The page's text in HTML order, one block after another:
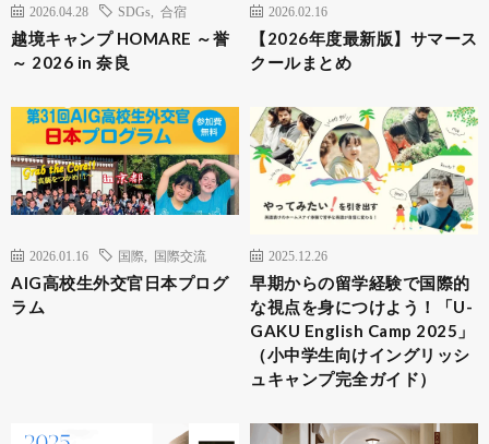
2026.04.28 SDGs 合宿
越境キャンプ HOMARE ～誉
～ 2026 in 奈良
2026.02.16
【2026年度最新版】サマース
クールまとめ
2026.01.16 国際 国際交流
AIG高校生外交官日本プログ
ラム
2025.12.26
早期からの留学経験で国際的
な視点を身につけよう！「U-
GAKU English Camp 2025」
（小中学生向けイングリッシ
ュキャンプ完全ガイド）